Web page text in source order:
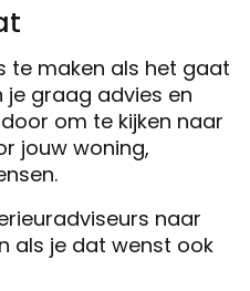
te maken als het gaat
je graag advies en
om te kijken naar
jouw woning,
naar
als je dat wenst ook